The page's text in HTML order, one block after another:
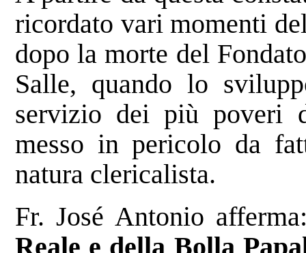
ricordato vari momenti
dopo la morte del
Salle, quando lo
servizio dei più poveri
messo in pericolo da
natura clericalista.
Fr. José Antonio
Reale e della Bolla